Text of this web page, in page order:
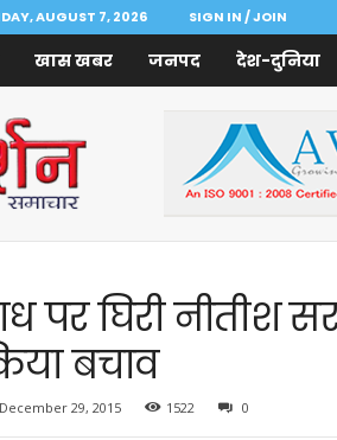
AUGUST 7, 2026 SIGN IN / JOIN
खास खबर जनपद देश-दुनिया
पर घिरी नीतीश
बचाव
December 29, 2015 1522 0